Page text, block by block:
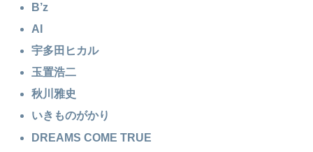
B’z
AI
宇多田ヒカル
玉置浩二
秋川雅史
いきものがかり
DREAMS COME TRUE